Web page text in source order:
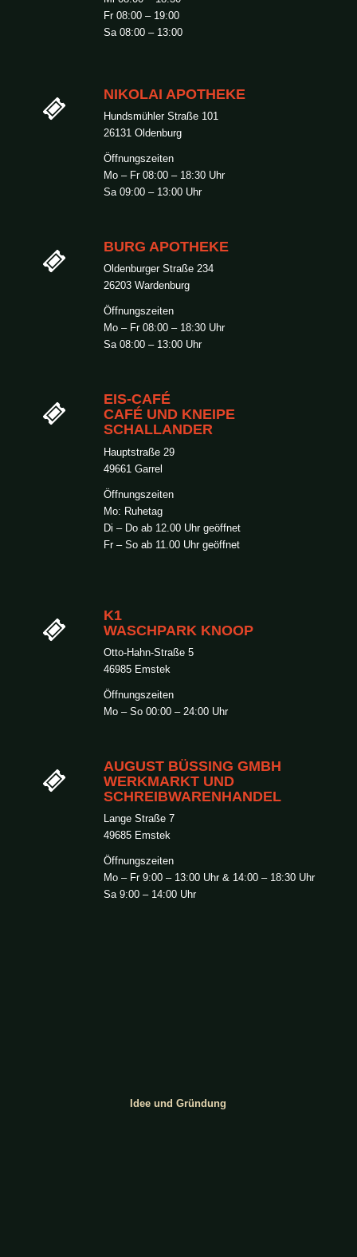
Fr 08:00 – 19:00
Sa 08:00 – 13:00
NIKOLAI APOTHEKE
Hundsmühler Straße 101
26131 Oldenburg
Öffnungszeiten
Mo – Fr 08:00 – 18:30 Uhr
Sa 09:00 – 13:00 Uhr
BURG APOTHEKE
Oldenburger Straße 234
26203 Wardenburg
Öffnungszeiten
Mo – Fr 08:00 – 18:30 Uhr
Sa 08:00 – 13:00 Uhr
EIS-CAFÉ
CAFÉ UND KNEIPE
SCHALLANDER
Hauptstraße 29
49661 Garrel
Öffnungszeiten
Mo: Ruhetag
Di – Do ab 12.00 Uhr geöffnet
Fr – So ab 11.00 Uhr geöffnet
K1
WASCHPARK KNOOP
Otto-Hahn-Straße 5
46985 Emstek
Öffnungszeiten
Mo – So 00:00 – 24:00 Uhr
AUGUST BÜSSING GMBH
WERKMARKT UND
SCHREIBWARENHANDEL
Lange Straße 7
49685 Emstek
Öffnungszeiten
Mo – Fr 9:00 – 13:00 Uhr & 14:00 – 18:30 Uhr
Sa 9:00 – 14:00 Uhr
Idee und Gründung